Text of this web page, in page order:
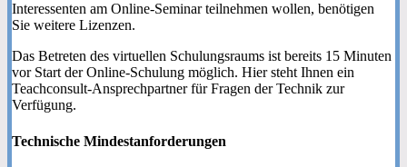
Interessenten am Online-Seminar teilnehmen wollen, benötigen
Sie weitere Lizenzen.
Das Betreten des virtuellen Schulungsraums ist bereits 15 Minuten
vor Start der Online-Schulung möglich. Hier steht Ihnen ein
Teachconsult-Ansprechpartner für Fragen der Technik zur
Verfügung.
Technische Mindestanforderungen